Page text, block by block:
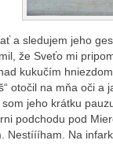
a sledujem jeho
že Sveťo mi
kukučím
otočil na mňa oči a
jeho krátku
podchodu pod
Nestíííham. Na